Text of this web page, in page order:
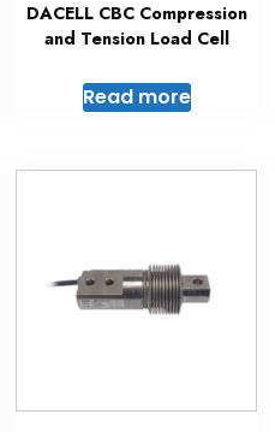
DACELL CBC Compression
and Tension Load Cell
Read more